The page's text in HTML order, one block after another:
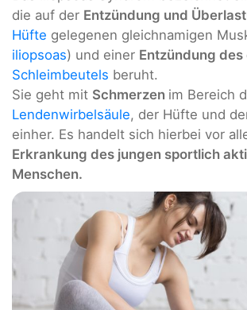
die auf der Entzündung und
Hüfte gelegenen gleichnamigen
iliopsoas) und einer Entzündung
Schleimbeutels beruht.
Sie geht mit Schmerzen im Bereich
Lendenwirbelsäule, der Hüfte und
einher. Es handelt sich hierbei vor
Erkrankung des jungen sportlich
Menschen.